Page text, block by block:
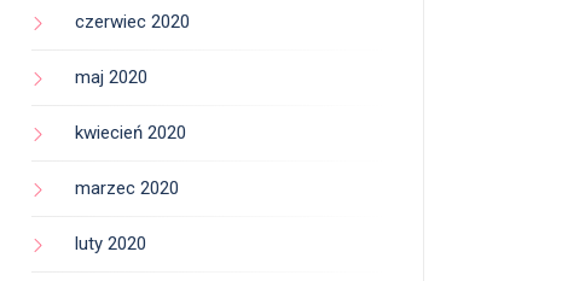
czerwiec 2020
maj 2020
kwiecień 2020
marzec 2020
luty 2020